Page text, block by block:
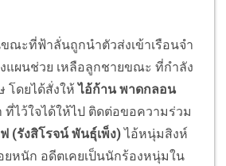
ะที่ฟ้าลั่นถูกนำตัวส่งเข้าเรือนจำ
แผนช่วย เหลือลูกชายขณะ ที่กำลัง
โดยได้สั่งให้ไอ้ก้าน พาดกลอน
ไว้ใจได้ให้ไป ติดต่อขอความร่วม
(รังสิโรจน์ พันธุ์เพ็ง)ไอ้หนุ่มสิงห์
หนัก อดีตเคยเป็นนักร้องหนุ่มใน